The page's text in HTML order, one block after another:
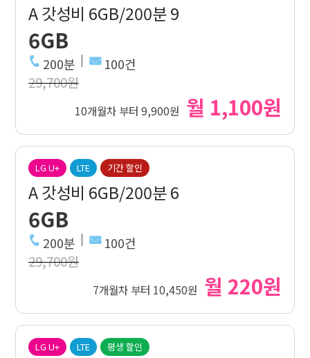
A 갓성비 6GB/200분 9
6GB
200분 100건
29,700원
10개월차 부터 9,900원 월 1,100원
LG U+ LTE 기간 할인
A 갓성비 6GB/200분 6
6GB
200분 100건
29,700원
7개월차 부터 10,450원 월 220원
LG U+ LTE 평생 할인